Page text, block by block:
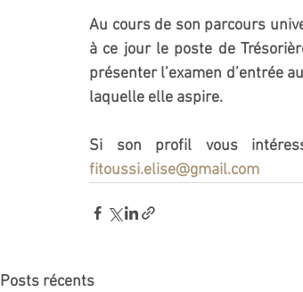
Au cours de son parcours
à ce jour le poste de
présenter l’examen d’entrée
laquelle elle aspire.
fitoussi.elise@gmail.com
Posts récents